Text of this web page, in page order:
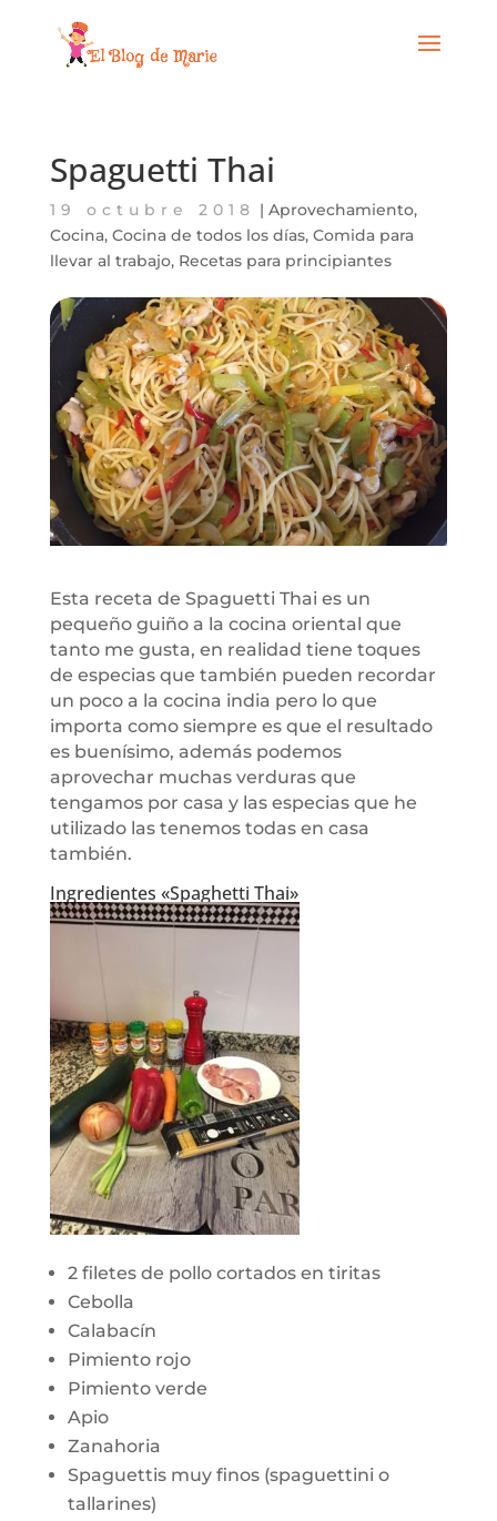
Spaguetti Thai
19 octubre 2018 | Aprovechamiento,
Cocina, Cocina de todos los días, Comida para
llevar al trabajo, Recetas para principiantes
Esta receta de Spaguetti Thai es un
pequeño guiño a la cocina oriental que
tanto me gusta, en realidad tiene toques
de especias que también pueden recordar
un poco a la cocina india pero lo que
importa como siempre es que el resultado
es buenísimo, además podemos
aprovechar muchas verduras que
tengamos por casa y las especias que he
utilizado las tenemos todas en casa
también.
Ingredientes «Spaghetti Thai»
2 filetes de pollo cortados en tiritas
Cebolla
Calabacín
Pimiento rojo
Pimiento verde
Apio
Zanahoria
Spaguettis muy finos (spaguettini o
tallarines)